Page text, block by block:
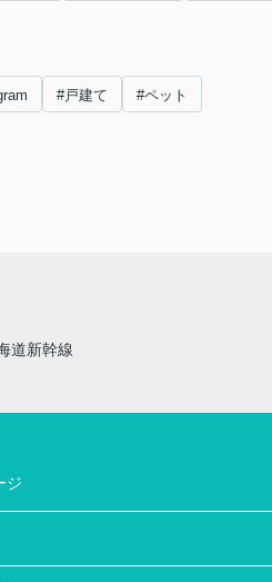
#戸建て #ペット
道新幹線
ジ